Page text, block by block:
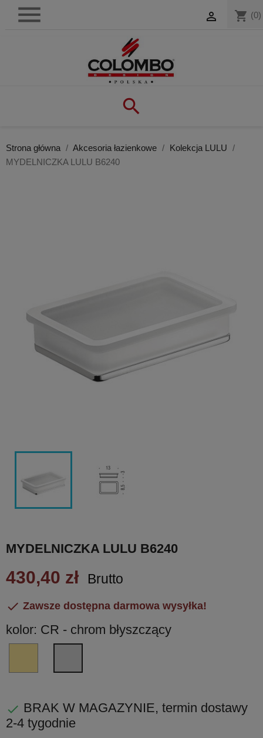
shopping_cart (0)



Strona główna Akcesoria łazienkowe
Kolekcja LULU
MYDELNICZKA LULU B6240
MYDELNICZKA LULU B6240
430,40 zł Brutto
 Zawsze dostępna darmowa wysyłka!
kolor: CR - chrom błyszczący
 BRAK W MAGAZYNIE, termin dostawy
2-4 tygodnie